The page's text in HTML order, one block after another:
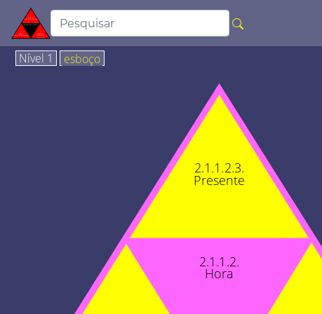
Nível 1 esboço
2.1.1.2.
Hora
2.1.1.2.3.
Presente